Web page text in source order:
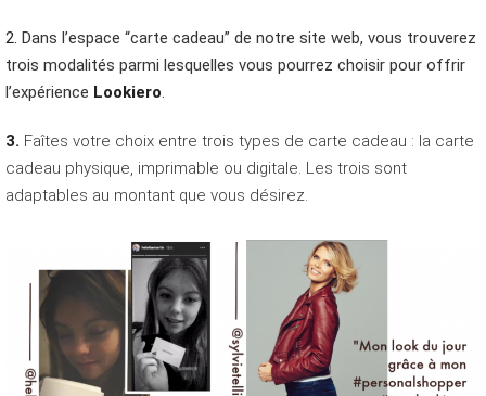
2. Dans l’espace “carte cadeau” de notre site web, vous trouverez
trois modalités parmi lesquelles vous pourrez choisir pour offrir
l’expérience Lookiero.
3. Faîtes votre choix entre trois types de carte cadeau : la carte
cadeau physique, imprimable ou digitale. Les trois sont
adaptables au montant que vous désirez.